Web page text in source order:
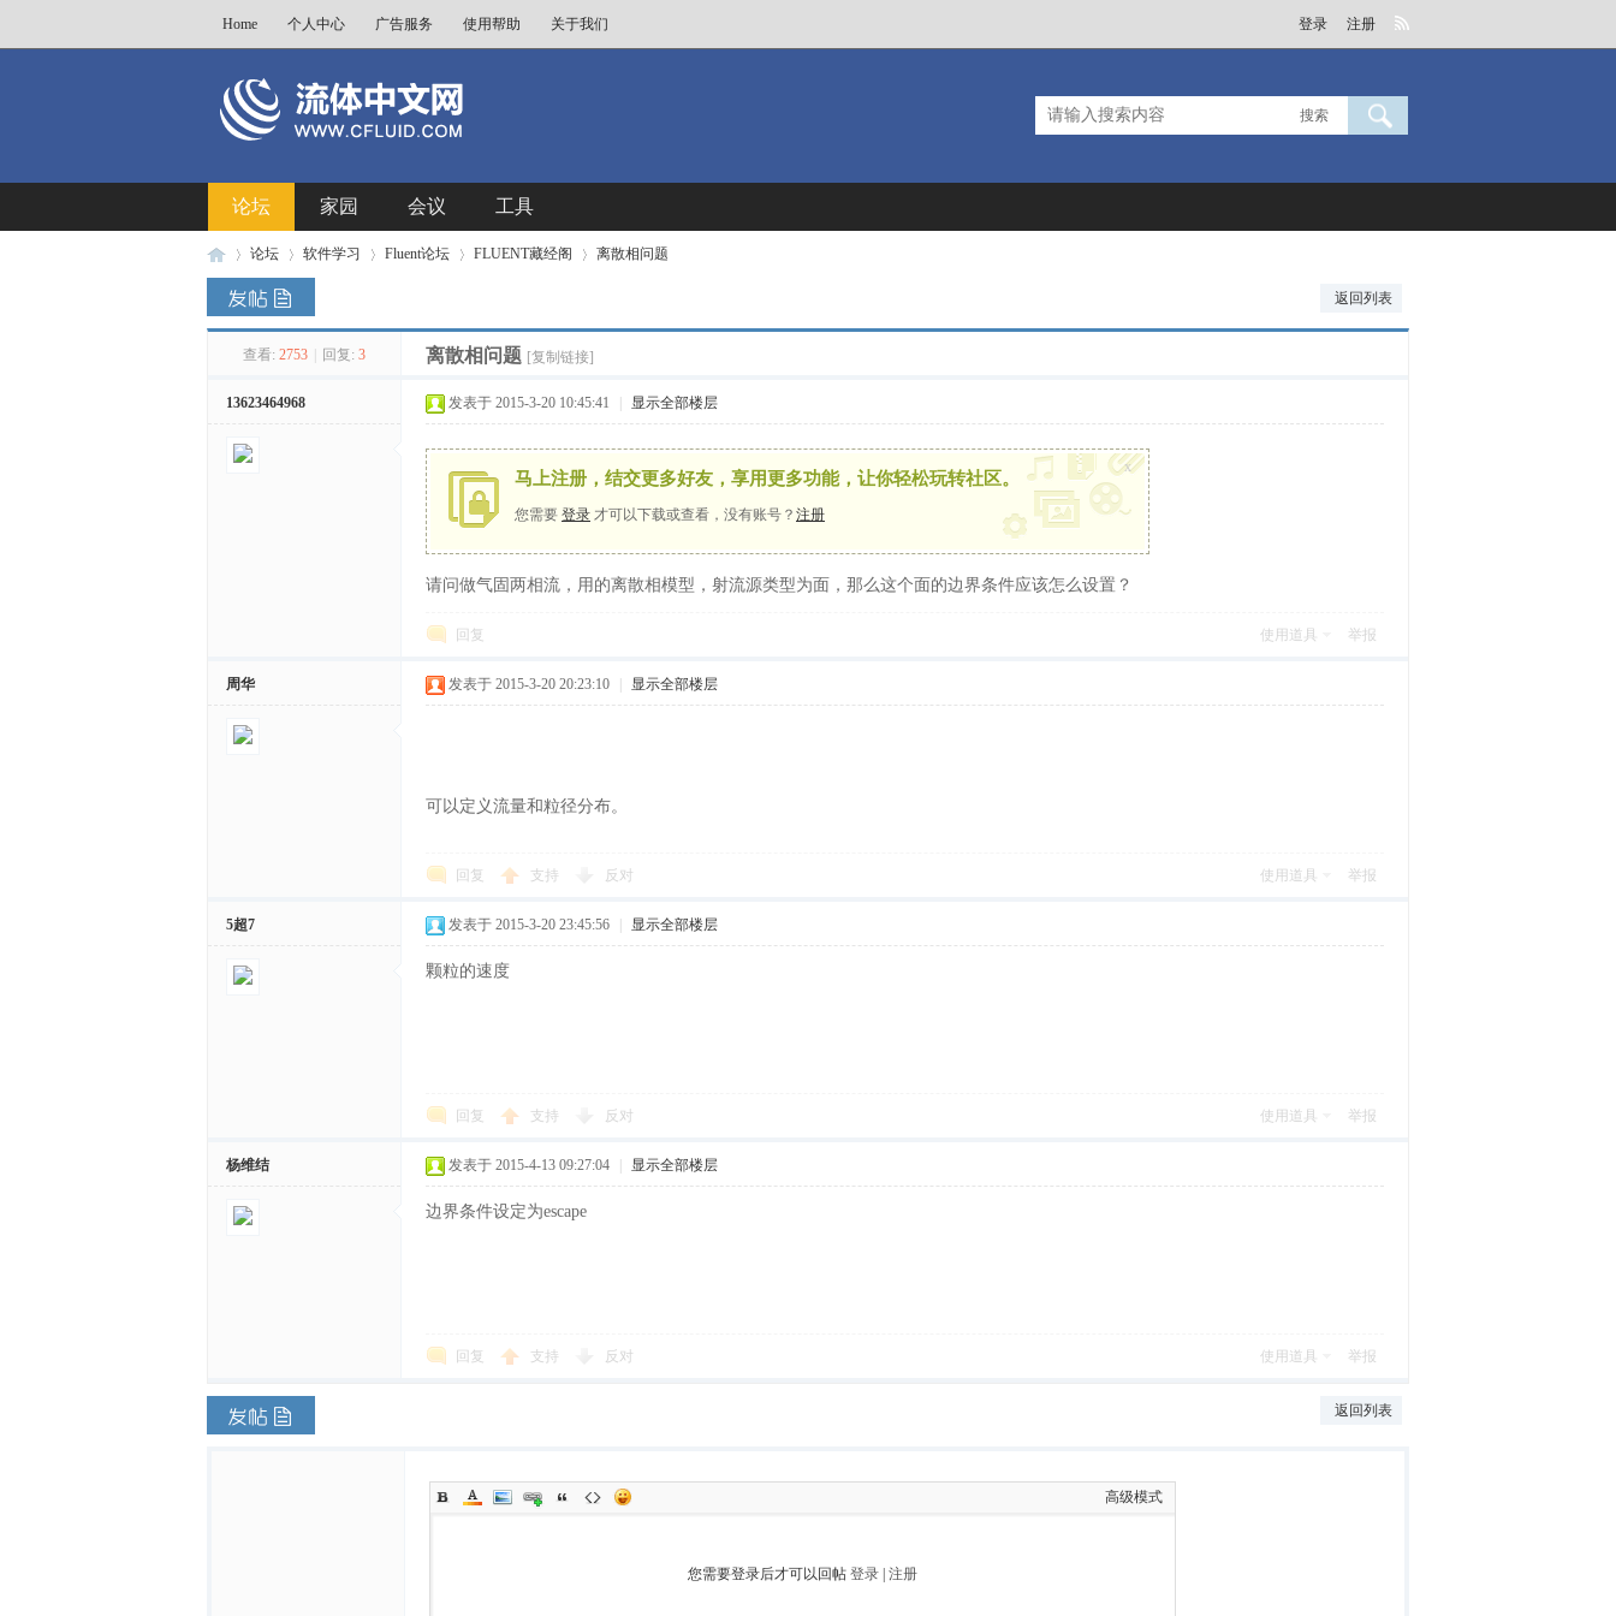
Home 个人中心 广告服务 使用帮助 关于我们 登录 注册
搜索
论坛 家园 会议 工具
论坛
›
软件学习
›
Fluent论坛
›
FLUENT藏经阁
›
离散相问题
返回列表
查看: 2753 回复: 3 离散相问题 [复制链接]
13623464968 发表于 2015-3-20 10:45:41 显示全部楼层
马上注册，结交更多好友，享用更多功能，让你轻松玩转社区。
您需要 登录 才可以下载或查看，没有账号？ 注册
x
请问做气固两相流，用的离散相模型，射流源类型为面，那么这个面的边界条件应该怎么设置？
回复 使用道具 举报
周华 发表于 2015-3-20 20:23:10 显示全部楼层
可以定义流量和粒径分布。
回复 支持 反对 使用道具 举报
5超7 发表于 2015-3-20 23:45:56 显示全部楼层
颗粒的速度
回复 支持 反对 使用道具 举报
杨维结 发表于 2015-4-13 09:27:04 显示全部楼层
边界条件设定为escape
回复 支持 反对 使用道具 举报
返回列表
高级模式
您需要登录后才可以回帖 登录 注册